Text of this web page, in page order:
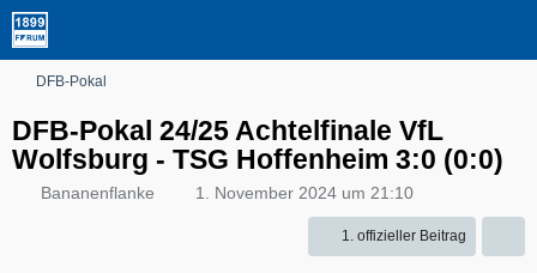
DFB-Pokal
DFB-Pokal 24/25 Achtelfinale VfL
Wolfsburg - TSG Hoffenheim 3:0 (0:0)
Bananenflanke 1. November 2024 um 21:10
1. offizieller Beitrag